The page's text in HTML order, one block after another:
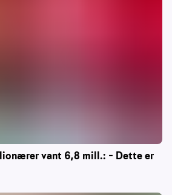
vant 6,8 mill.: – Dette er